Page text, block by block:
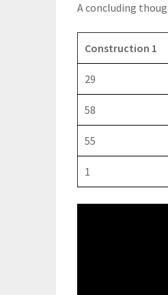
A concluding
Construction 1
29
58
55
1